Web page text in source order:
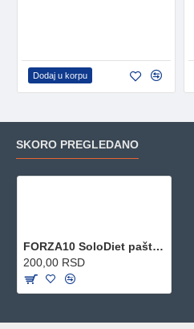
Dodaj u korpu
SKORO PREGLEDANO
FORZA10 SoloDiet pašteta za pse - Horse 100g
200,00 RSD